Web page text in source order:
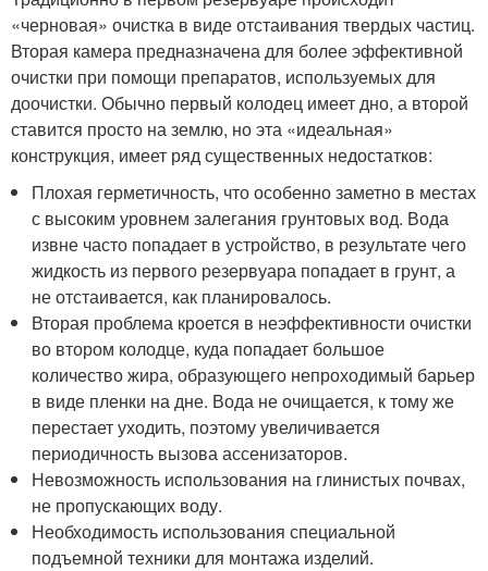
«черновая» очистка в виде отстаивания твердых частиц.
Вторая камера предназначена для более эффективной
очистки при помощи препаратов, используемых для
доочистки. Обычно первый колодец имеет дно, а второй
ставится просто на землю, но эта «идеальная»
конструкция, имеет ряд существенных недостатков:
Плохая герметичность, что особенно заметно в местах
с высоким уровнем залегания грунтовых вод. Вода
извне часто попадает в устройство, в результате чего
жидкость из первого резервуара попадает в грунт, а
не отстаивается, как планировалось.
Вторая проблема кроется в неэффективности очистки
во втором колодце, куда попадает большое
количество жира, образующего непроходимый барьер
в виде пленки на дне. Вода не очищается, к тому же
перестает уходить, поэтому увеличивается
периодичность вызова ассенизаторов.
Невозможность использования на глинистых почвах,
не пропускающих воду.
Необходимость использования специальной
подъемной техники для монтажа изделий.